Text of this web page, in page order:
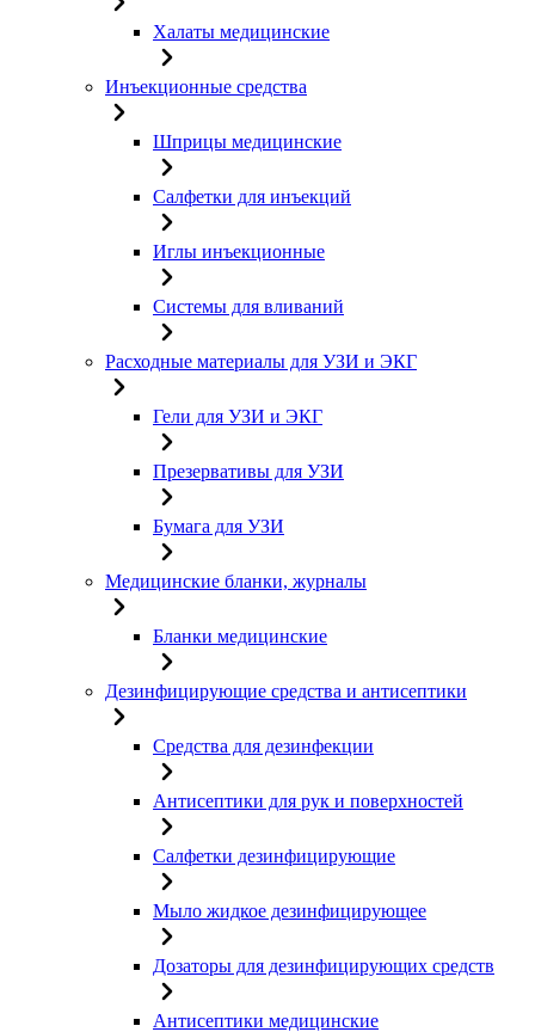
Халаты медицинские
Инъекционные средства
Шприцы медицинские
Салфетки для инъекций
Иглы инъекционные
Системы для вливаний
Расходные материалы для УЗИ и ЭКГ
Гели для УЗИ и ЭКГ
Презервативы для УЗИ
Бумага для УЗИ
Медицинские бланки, журналы
Бланки медицинские
Дезинфицирующие средства и антисептики
Средства для дезинфекции
Антисептики для рук и поверхностей
Салфетки дезинфицирующие
Мыло жидкое дезинфицирующее
Дозаторы для дезинфицирующих средств
Антисептики медицинские